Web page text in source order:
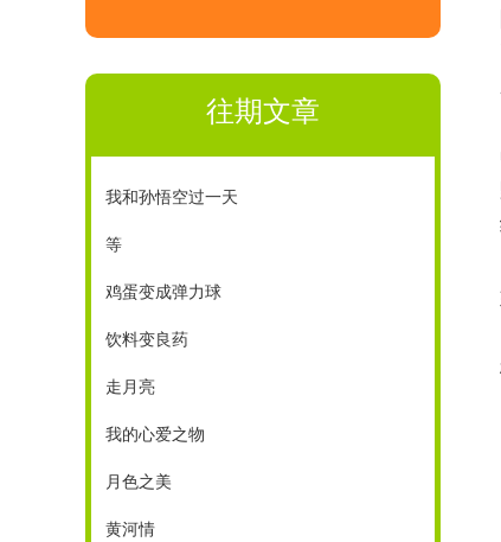
往期文章
我和孙悟空过一天
等
鸡蛋变成弹力球
饮料变良药
走月亮
我的心爱之物
月色之美
黄河情